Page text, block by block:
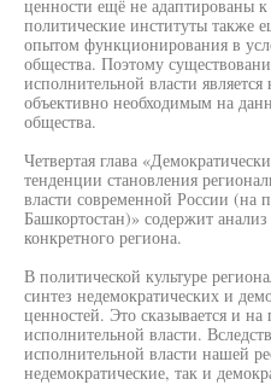
ценности ещё не адаптированы
политические институты также
опытом функционирования в
общества. Поэтому
исполнительной власти
объективно необходимым на
общества.
Четвертая глава
тенденции становления
власти современной России (на
Башкортостан)» содержит
конкретного региона.
В политической культуре
синтез недемократических и
ценностей. Это сказывается и на
исполнительной власти.
исполнительной власти нашей
недемократические, так и